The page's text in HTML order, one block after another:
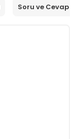
Soru ve Cevap